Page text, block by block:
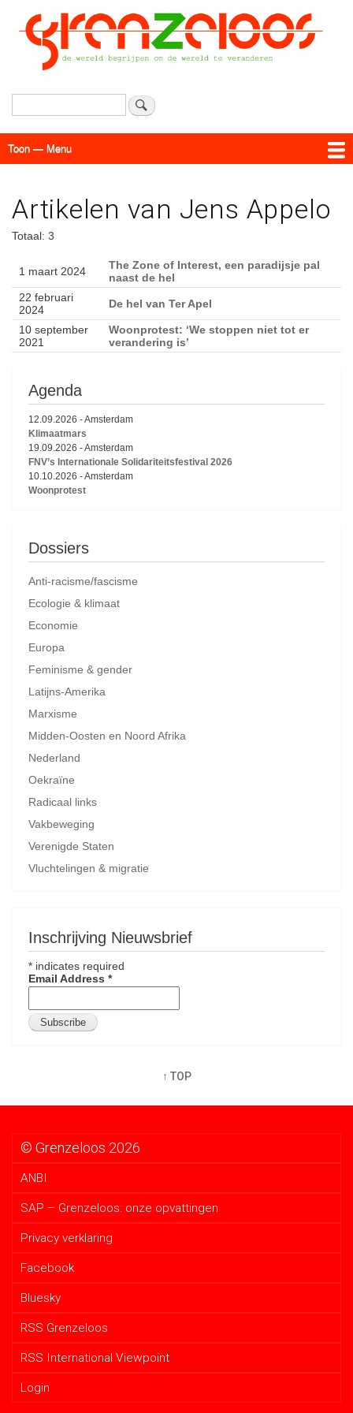
Overslaan
en
naar
de
Zoeken
Menu
Toon — Menu
Artikelen van Jens Appelo
Totaal: 3
1 maart 2024
The Zone of Interest, een paradijsje pal
naast de hel
22 februari
2024
De hel van Ter Apel
10 september
2021
Woonprotest: ‘We stoppen niet tot er
verandering is’
Agenda
12.09.2026 -Amsterdam
Klimaatmars
19.09.2026 -Amsterdam
FNV’s Internationale Solidariteitsfestival 2026
10.10.2026 -Amsterdam
Woonprotest
Dossiers
Anti-racisme/fascisme
Ecologie & klimaat
Economie
Europa
Feminisme & gender
Latijns-Amerika
Marxisme
Midden-Oosten en Noord Afrika
Nederland
Oekraïne
Radicaal links
Vakbeweging
Verenigde Staten
Vluchtelingen & migratie
Inschrijving Nieuwsbrief
* indicates required
Email Address *
↑ TOP
© Grenzeloos 2026
ANBI
SAP – Grenzeloos: onze opvattingen
Privacy verklaring
Facebook
Bluesky
RSS Grenzeloos
RSS International Viewpoint
Login